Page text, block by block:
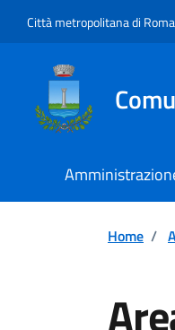
Città metropolitana di
Home /